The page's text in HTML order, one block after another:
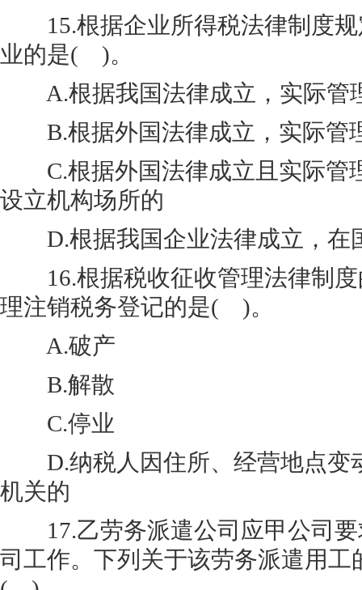
15.根据企业所得税法律制度规
业的是( )。
A.根据我国法律成立，实际管
B.根据外国法律成立，实际管
C.根据外国法律成立且实际管
设立机构场所的
D.根据我国企业法律成立，在
16.根据税收征收管理法律制度
理注销税务登记的是( )。
A.破产
B.解散
C.停业
D.纳税人因住所、经营地点变
机关的
17.乙劳务派遣公司应甲公司要
司工作。下列关于该劳务派遣用工